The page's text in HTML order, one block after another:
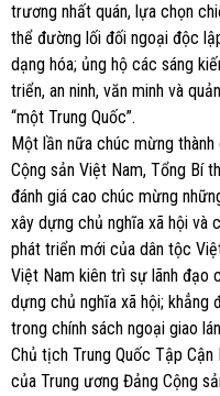
trương nhất quán, lựa chọn
thể đường lối đối ngoại độc
dạng hóa; ủng hộ các sáng
triển, an ninh, văn minh và
“một Trung Quốc”.
Một lần nữa chúc mừng
Cộng sản Việt Nam, Tổng Bí
đánh giá cao chúc mừng
xây dựng chủ nghĩa xã hội và
phát triển mới của dân tộc
Việt Nam kiên trì sự lãnh đạo
dựng chủ nghĩa xã hội; khẳng
trong chính sách ngoại giao
Chủ tịch Trung Quốc Tập
của Trung ương Đảng Cộng